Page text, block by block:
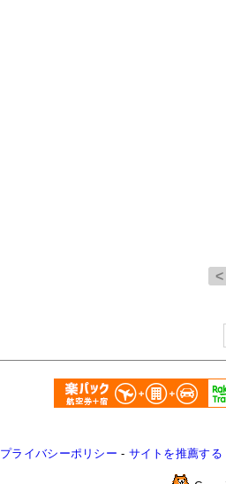
プライバシーポリシー - サイトを推薦する